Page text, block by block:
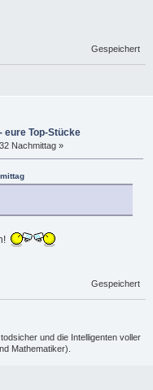
Gespeichert
eure Top-Stücke
Nachmittag »
Gespeichert
und die Intelligenten voller
Mathematiker).